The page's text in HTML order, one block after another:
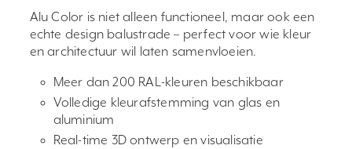
Alu Color is niet alleen functioneel, maar ook een
echte design balustrade – perfect voor wie kleur
en architectuur wil laten samenvloeien.
Meer dan 200 RAL-kleuren beschikbaar
Volledige kleurafstemming van glas en
aluminium
Real-time 3D ontwerp en visualisatie